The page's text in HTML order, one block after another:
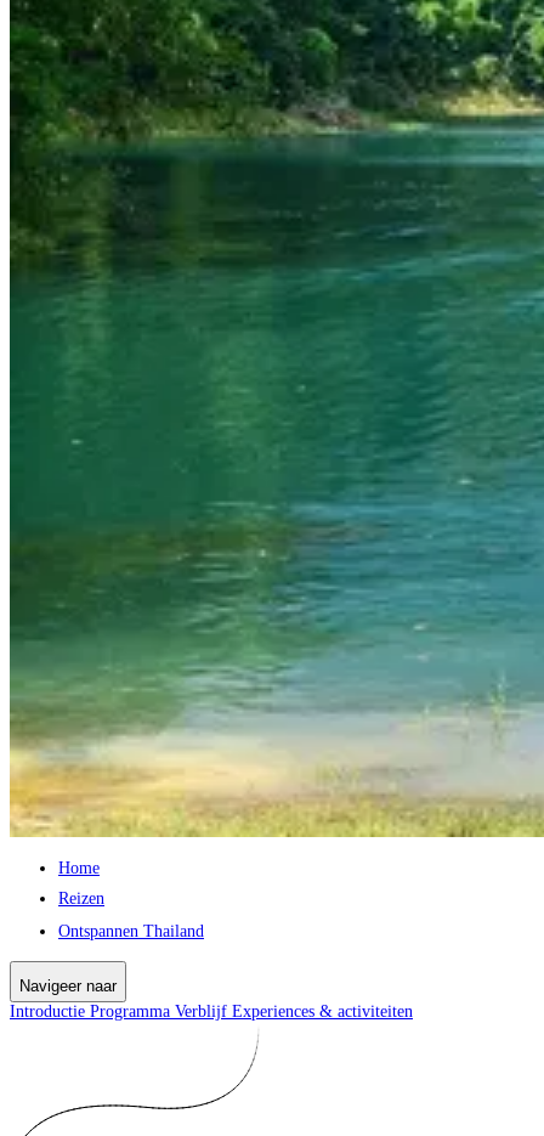
Home
Reizen
Ontspannen Thailand
Navigeer naar
Introductie Programma Verblijf Experiences & activiteiten